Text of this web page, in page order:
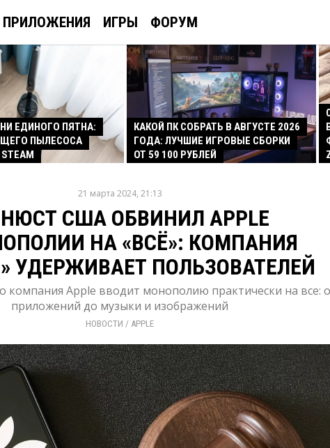
ПРИЛОЖЕНИЯ ИГРЫ ФОРУМ
НИ ЕДИНОГО ПЯТНА:
ПЫЛЕСОСА
КАКОЙ ПК СОБРАТЬ В АВГУСТЕ 2026
ГОДА: ЛУЧШИЕ ИГРОВЫЕ СБОРКИ
ОТ 59 100 РУБЛЕЙ
21 марта 2024, 21:13
США ОБВИНИЛ APPLE
НА «ВСЁ»: КОМПАНИЯ
УДЕРЖИВАЕТ ПОЛЬЗОВАТЕЛЕЙ
компания Apple вводит монополию практически на все:
приложений до музыки и изображений
НОВОСТИ / APPLE